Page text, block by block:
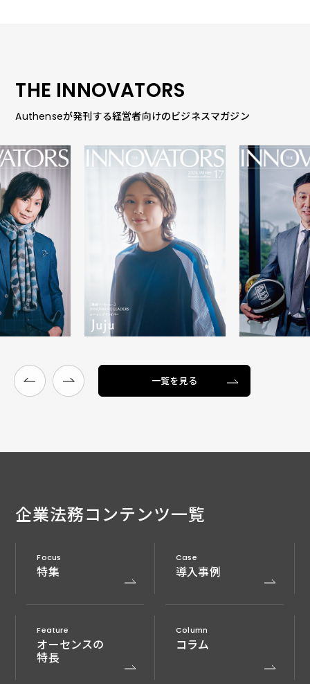
THE INNOVATORS
Authenseが発刊する経営者向けのビジネスマガジン
一覧を見る
企業法務コンテンツ一覧
Focus
特集
Case
導入事例
Feature
オーセンスの
特長
Column
コラム